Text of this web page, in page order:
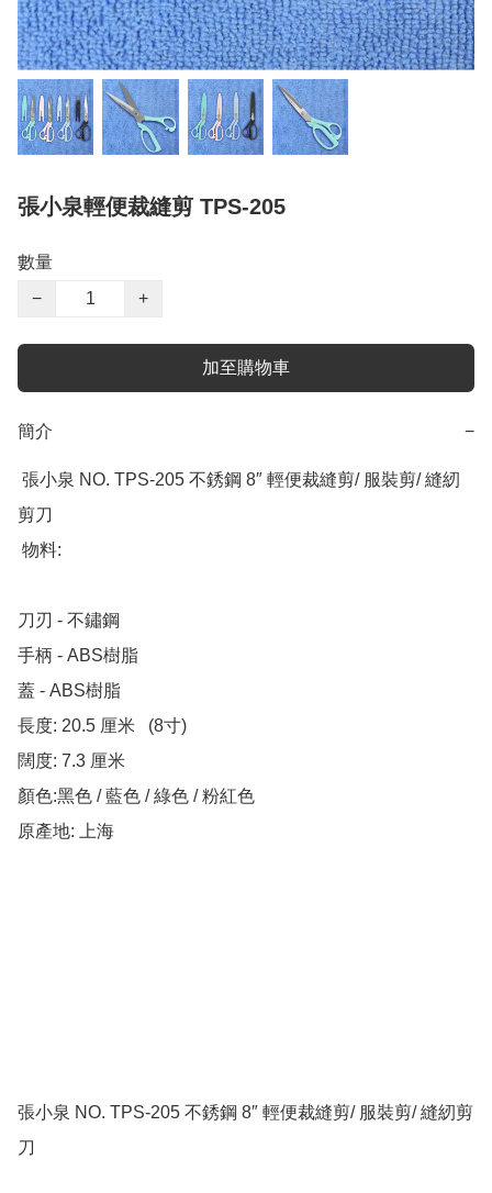
張小泉輕便裁縫剪 TPS-205
數量
−
+
加至購物車
簡介 −
剪刀
刀刃 - 不鏽鋼
手柄 - ABS樹脂
蓋 - ABS樹脂
長度: 20.5 厘米   (8寸)
闊度: 7.3 厘米
顏色:黑色 / 藍色 / 綠色 / 粉紅色
原產地: 上海
張小泉 NO. TPS-205 不銹鋼 8″ 輕便裁縫剪/ 服裝剪/ 縫紉剪
刀